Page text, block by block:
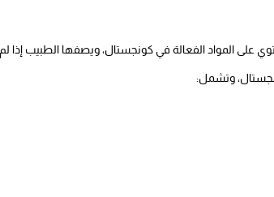
على المواد الفعالة في كونجستال، ويصفها الطبيب إذا لم
وتشمل: